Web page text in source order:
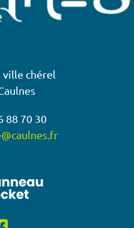
ville chérel
88 70 30